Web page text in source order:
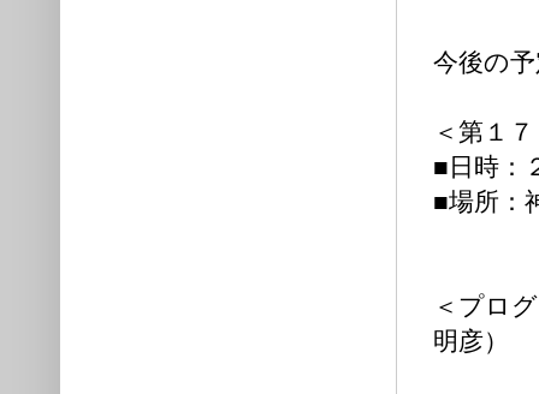
今後の
＜第１
■日時：
■場所：
＜プロ
明彦）